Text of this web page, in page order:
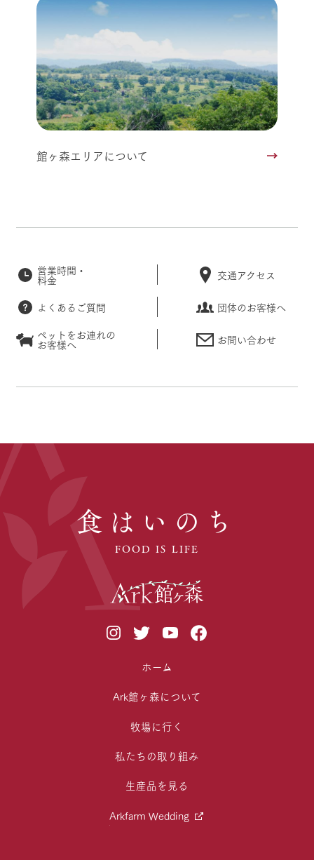
館ヶ森エリアについて
営業時間・
料金 交通アクセス
よくあるご質問
団体のお客様へ
ペットをお連れの
お客様へ お問い合わせ
食はいのち
FOOD IS LIFE
ホーム
Ark館ヶ森について
牧場に行く
私たちの取り組み
生産品を見る
Arkfarm Wedding